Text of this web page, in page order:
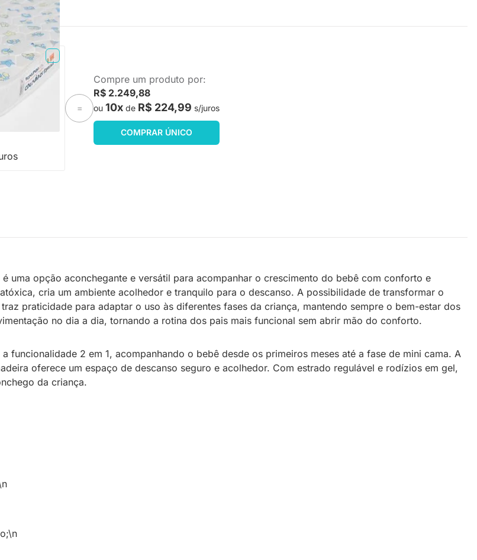
Berço
=
Compre um produto por:
R$ 2.249,88
ou 10x de R$ 224,99 s/juros
COMPRAR ÚNICO
é uma opção aconchegante e versátil para acompanhar o crescimento do bebê com conforto e
cria um ambiente acolhedor e tranquilo para o descanso. A possibilidade de transformar o
praticidade para adaptar o uso às diferentes fases da criança, mantendo sempre o bem-estar dos
no dia a dia, tornando a rotina dos pais mais funcional sem abrir mão do conforto.
funcionalidade 2 em 1, acompanhando o bebê desde os primeiros meses até a fase de mini cama. A
oferece um espaço de descanso seguro e acolhedor. Com estrado regulável e rodízios em gel,
da criança.